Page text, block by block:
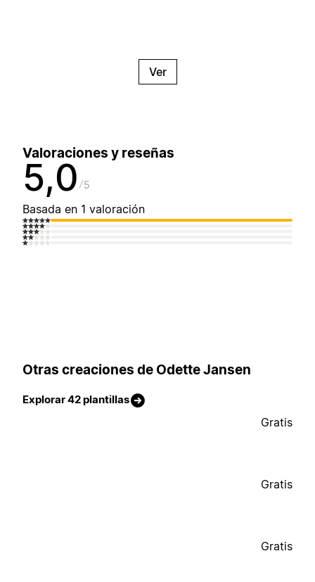
Ver
Valoraciones y reseñas
5,0 5
Basada en 1 valoración
Otras creaciones de Odette Jansen
Explorar 42 plantillas
Gratis
Gratis
Gratis